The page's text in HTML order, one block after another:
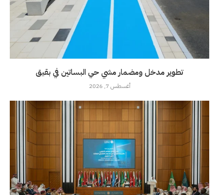
تطوير مدخل ومضمار مشي حي البساتين في بقيق
أغسطس 7, 2026